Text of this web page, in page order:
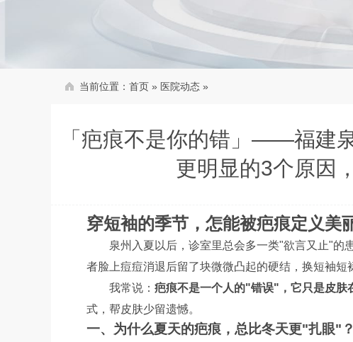
当前位置： 首页 » 医院动态 »
「疤痕不是你的错」——福建
更明显的3个原因
穿短袖的季节，怎能被疤痕定义美
泉州入夏以后，诊室里总会多一类"欲言又止"
者脸上痘痘消退后留了块微微凸起的硬结，换短袖短
我常说： 疤痕不是一个人的"错误"，它只是皮肤
式，帮皮肤少留遗憾。
一、为什么夏天的疤痕，总比冬天更"扎眼"？